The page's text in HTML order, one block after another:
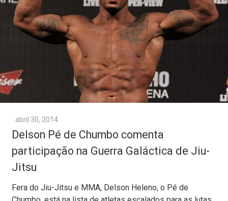
abril 30, 2014
Delson Pé de Chumbo comenta
participação na Guerra Galáctica de Jiu-
Jitsu
Fera do Jiu-Jitsu e MMA, Delson Heleno, o Pé de